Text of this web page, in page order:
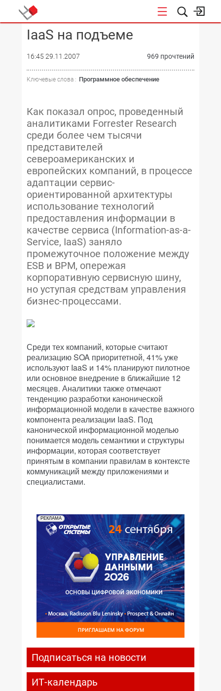
КОНФЕРЕНЦИИ
IaaS на подъеме
16:45 29.11.2007 969 прочтений
Ключевые слова : Программное обеспечение
Как показал опрос, проведенный
аналитиками Forrester Research
среди более чем тысячи
представителей
североамериканских и
европейских компаний, в процессе
адаптации сервис-
ориентированной архитектуры
использование технологий
предоставления информации в
качестве сервиса (Information-as-a-
Service, IaaS) заняло
промежуточное положение между
ESB и BPM, опережая
корпоративную сервисную шину,
но уступая средствам управления
бизнес-процессами.
Среди тех компаний, которые считают
реализацию SOA приоритетной, 41% уже
используют IaaS и 14% планируют пилотное
или основное внедрение в ближайшие 12
месяцев. Аналитики также отмечают
тенденцию разработки канонической
информационной модели в качестве важного
компонента реализации IaaS. Под
канонической информационной моделью
понимается модель семантики и структуры
информации, которая соответствует
принятым в компании правилам в контексте
коммуникаций между приложениями и
специалистами.
РЕКЛАМА
Подписаться на новости
ИТ-календарь